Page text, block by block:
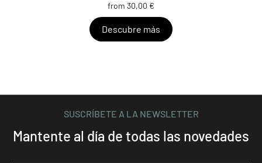
from 30,00 €
Descubre más
SUSCRÍBETE A LA NEWSLETTER
Mantente al día de todas las novedades